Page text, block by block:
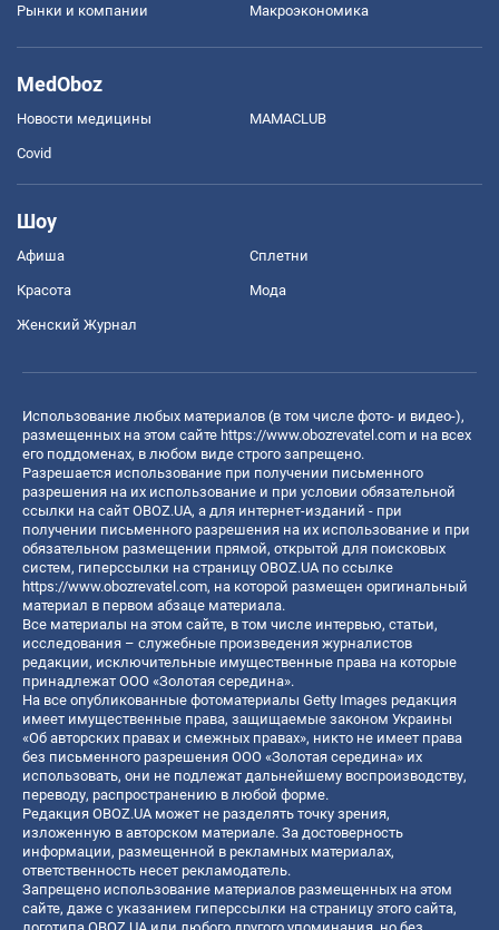
Рынки и компании Mакроэкономика
MedOboz
Новости медицины MAMACLUB
Covid
Шоу
Афиша Сплетни
Красота Мода
Женский Журнал
Использование любых материалов (в том числе фото- и видео-),
размещенных на этом сайте https://www.obozrevatel.com и на всех
его поддоменах, в любом виде строго запрещено.
Разрешается использование при получении письменного
разрешения на их использование и при условии обязательной
ссылки на сайт OBOZ.UA, а для интернет-изданий - при
получении письменного разрешения на их использование и при
обязательном размещении прямой, открытой для поисковых
систем, гиперссылки на страницу OBOZ.UA по ссылке
https://www.obozrevatel.com, на которой размещен оригинальный
материал в первом абзаце материала.
Все материалы на этом сайте, в том числе интервью, статьи,
исследования – служебные произведения журналистов
редакции, исключительные имущественные права на которые
принадлежат ООО «Золотая середина».
На все опубликованные фотоматериалы Getty Images редакция
имеет имущественные права, защищаемые законом Украины
«Об авторских правах и смежных правах», никто не имеет права
без письменного разрешения ООО «Золотая середина» их
использовать, они не подлежат дальнейшему воспроизводству,
переводу, распространению в любой форме.
Редакция OBOZ.UA может не разделять точку зрения,
изложенную в авторском материале. За достоверность
информации, размещенной в рекламных материалах,
ответственность несет рекламодатель.
Запрещено использование материалов размещенных на этом
сайте, даже с указанием гиперссылки на страницу этого сайта,